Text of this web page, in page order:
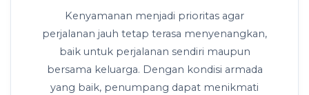
Kenyamanan menjadi prioritas agar
perjalanan jauh tetap terasa menyenangkan,
baik untuk perjalanan sendiri maupun
bersama keluarga. Dengan kondisi armada
yang baik, penumpang dapat menikmati